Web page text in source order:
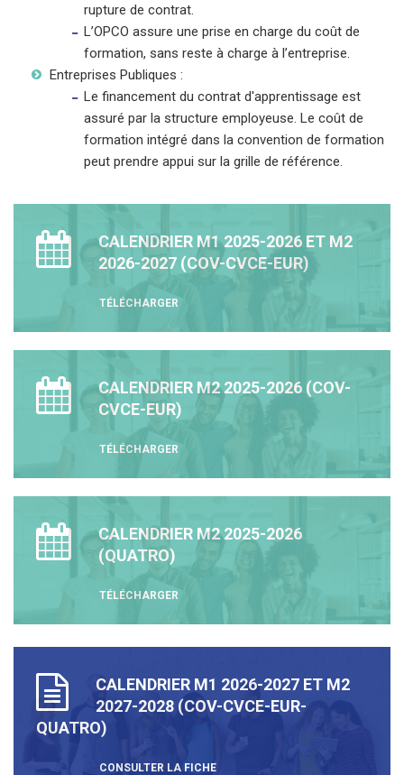
rupture de contrat.
L’OPCO assure une prise en charge du coût de
formation, sans reste à charge à l’entreprise.
Entreprises Publiques :
Le financement du contrat d'apprentissage est
assuré par la structure employeuse. Le coût de
formation intégré dans la convention de formation
peut prendre appui sur la grille de référence.
CALENDRIER M1 2025-2026 ET M2
2026-2027 (COV-CVCE-EUR)
TÉLÉCHARGER
CALENDRIER M2 2025-2026 (COV-
CVCE-EUR)
TÉLÉCHARGER
CALENDRIER M2 2025-2026
(QUATRO)
TÉLÉCHARGER
CALENDRIER M1 2026-2027 ET M2
2027-2028 (COV-CVCE-EUR-
QUATRO)
CONSULTER LA FICHE